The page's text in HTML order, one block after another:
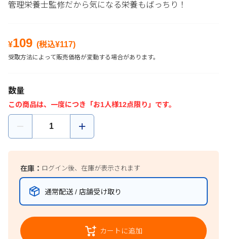
管理栄養士監修だから気になる栄養もばっちり！
¥109 (税込¥117)
受取方法によって販売価格が変動する場合があります。
数量
この商品は、一度につき「お1人様12点限り」です。
在庫： ログイン後、在庫が表示されます
通常配送 / 店舗受け取り
カートに追加